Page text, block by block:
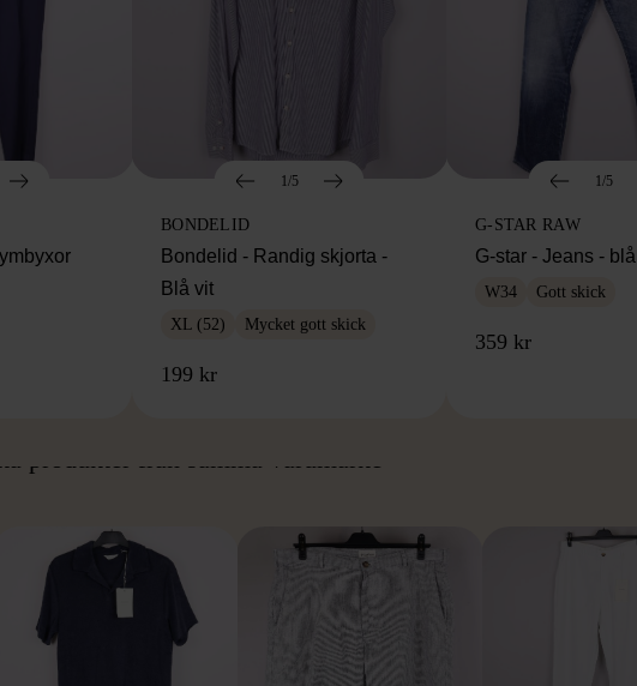
1/5
BONDELID
Bondelid - Randig skjorta -
Blå vit
XL (52) Mycket gott skick
199 kr
1/5
G-STAR RAW
G-star - Jeans - blå
W34 Gott skick
359 kr
produkter från samma varumärke